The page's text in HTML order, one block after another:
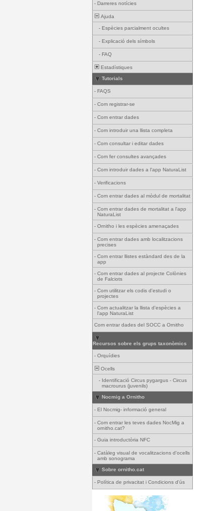
- Darreres notícies
Ajuda
- Espècies parcialment ocultes
- Explicació dels símbols
- FAQ
Estadístiques
Tutorials
- FAQS
- Com registrar-se
- Com entrar dades
- Com introduir una llista completa
- Com consultar i editar dades
- Com fer consultes avançades
- Com introduir dades a l'app NaturaList
- Verificacions
- Com entrar dades al mòdul de mortalitat
- Com entrar dades de mortalitat a l'app
NaturaList
- Ornitho i les espècies amenaçades
- Com entrar dades amb localitzacions
precises
- Com entrar llistes estàndard des de la
app
- Com entrar dades al projecte Colònies
de Falciots
- Com utilitzar els codis d'estudi o
projectes
- Com actualitzar la llista d'espècies a
l'app NaturaList
Com entrar dades del SOCC a Ornitho
Recursos sobre els grups taxonòmics
- Orquídies
Ocells
- Identificació Circus pygargus - Circus
macrourus (juvenils)
Nocmig a Ornitho
- El Nocmig- informació general
- Com entrar les teves dades NocMig a
ornitho.cat?
- Guia introductòria NFC
- Catàleg visual de vocalitzacions d'ocells
amb sonograma
Sobre ornitho.cat
- Política de privacitat i Condicions d'ús